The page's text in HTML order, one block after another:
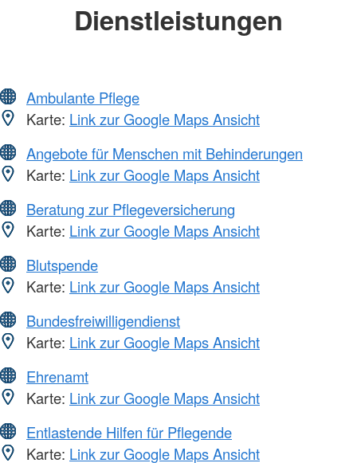
Dienstleistungen
Ambulante Pflege
Karte: Link zur Google Maps Ansicht
Angebote für Menschen mit Behinderungen
Karte: Link zur Google Maps Ansicht
Beratung zur Pflegeversicherung
Karte: Link zur Google Maps Ansicht
Blutspende
Karte: Link zur Google Maps Ansicht
Bundesfreiwilligendienst
Karte: Link zur Google Maps Ansicht
Ehrenamt
Karte: Link zur Google Maps Ansicht
Entlastende Hilfen für Pflegende
Karte: Link zur Google Maps Ansicht